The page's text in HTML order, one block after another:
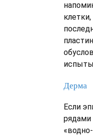
Дерма
Если
рядами